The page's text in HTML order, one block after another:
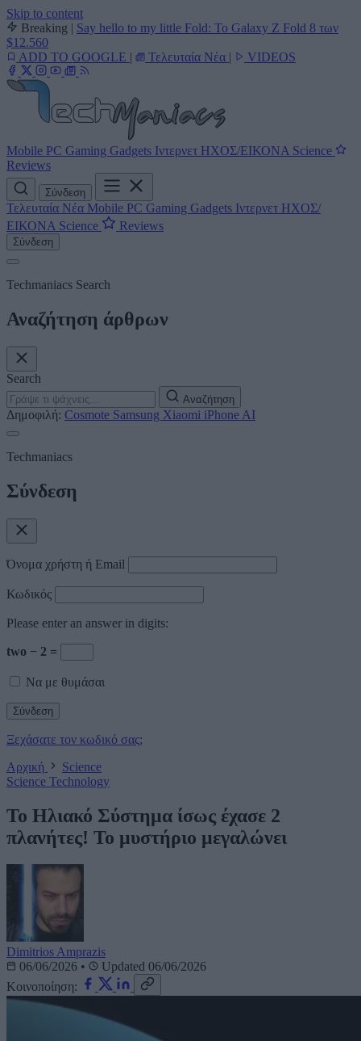
Skip to content
Breaking | Say hello to my little Fold: Το Galaxy Z Fold 8 των
$12.560
ADD TO GOOGLE | Τελευταία Νέα | VIDEOS
Mobile PC Gaming Gadgets Ιντερνετ ΗΧΟΣ/ΕΙΚΟΝΑ Science
Reviews
Σύνδεση
Τελευταία Νέα Mobile PC Gaming Gadgets Ιντερνετ ΗΧΟΣ/
ΕΙΚΟΝΑ Science Reviews
Σύνδεση
Techmaniacs Search
Αναζήτηση άρθρων
Search
Αναζήτηση
Δημοφιλή: Cosmote Samsung Xiaomi iPhone AI
Techmaniacs
Σύνδεση
Όνομα χρήστη ή Email
Κωδικός
Please enter an answer in digits:
two − 2 =
Να με θυμάσαι
Ξεχάσατε τον κωδικό σας;
Αρχική
Science
Science Technology
Το Ηλιακό Σύστημα ίσως έχασε 2
πλανήτες! Το μυστήριο μεγαλώνει
Dimitrios Amprazis
06/06/2026 •
Updated 06/06/2026
Κοινοποίηση: